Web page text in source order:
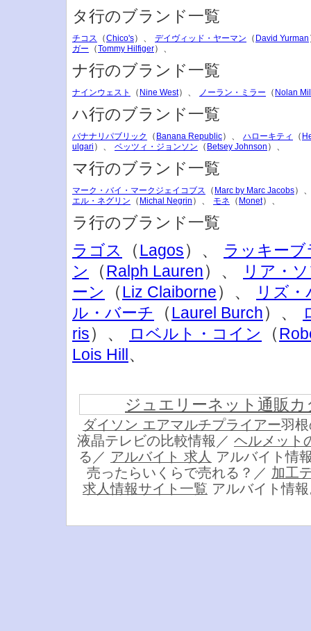
タ行のブランド一覧
チコス （Chico's）、 デイヴィッド・ヤーマン （ David Yurman
ガー （Tommy Hilfiger）、
ナ行のブランド一覧
ナインウェスト （ Nine West）、 ノーラン・ミラー （ Nolan
ハ行のブランド一覧
バナナリパブリック （ Banana Republic）、 ハローキティ （
ulgari ）、 ベッツィ・ジョンソン （ Betsey Johnson ）、
マ行のブランド一覧
マーク・バイ・マークジェイコブス （ Marc by Marc Jacobs）
エル・ネグリン （ Michal Negrin ）、 モネ （ Monet）、
ラ行のブランド一覧
ラゴス
（Lagos）、
ラッキー
ン
（Ralph Lauren）、
リア・
ーン
（Liz Claiborne）、
リズ
ル・バーチ
（Laurel Burch）、
ris）、 ロベルト・コイン （
Lois Hill、
ジュエリーネット通販
ダイソン エアマルチプライアー羽
液晶テレビの比較情報／ ヘルメット
る／ アルバイト 求人 アルバイト情
売ったらいくらで売れる？／ 加工
求人情報サイト一覧 アルバイト情